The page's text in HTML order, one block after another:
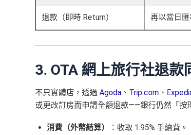
退款（即時 Return） 再以當日
3. OTA 網上旅行社退款
不只實體店，透過 Agoda 、 Trip.com 、
或更改訂房而申請全額退款——銀行仍然「按
消費（外幣結算）
：收取 1.95% 手續費。